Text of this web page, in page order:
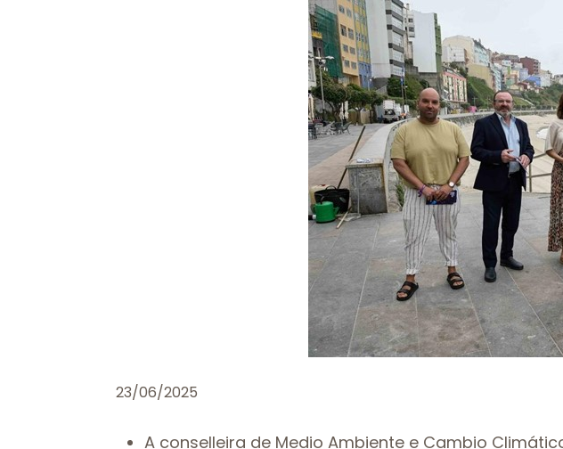
23/06/2025
A conselleira de Medio Ambiente e Cambio